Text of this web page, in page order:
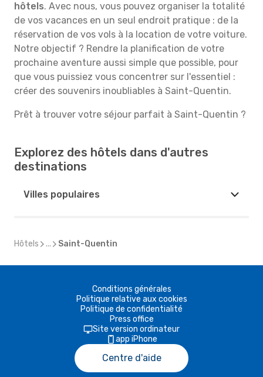
hôtels. Avec nous, vous pouvez organiser la totalité
de vos vacances en un seul endroit pratique : de la
réservation de vos vols à la location de votre voiture.
Notre objectif ? Rendre la planification de votre
prochaine aventure aussi simple que possible, pour
que vous puissiez vous concentrer sur l'essentiel :
créer des souvenirs inoubliables à Saint-Quentin.
Prêt à trouver votre séjour parfait à Saint-Quentin ?
Explorez des hôtels dans d'autres
destinations
Villes populaires
Hôtels ... Saint-Quentin
Conditions générales
Politique relative aux cookies
Politique de confidentialité
Press office
Site version ordinateur
app iPhone
Centre d'aide